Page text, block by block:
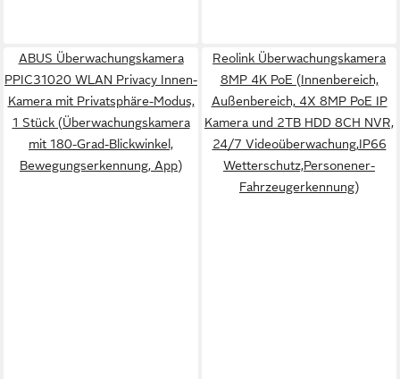
ABUS Überwachungskamera
PPIC31020 WLAN Privacy Innen-
Kamera mit Privatsphäre-Modus,
1 Stück (Überwachungskamera
mit 180-Grad-Blickwinkel,
Bewegungserkennung, App)
Reolink Überwachungskamera
8MP 4K PoE (Innenbereich,
Außenbereich, 4X 8MP PoE IP
Kamera und 2TB HDD 8CH NVR,
24/7 Videoüberwachung,IP66
Wetterschutz,Personener-
Fahrzeugerkennung)